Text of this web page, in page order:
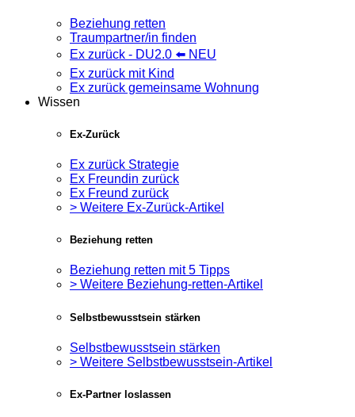
Beziehung retten
Traumpartner/in finden
Ex zurück - DU2.0 ⬅️ NEU
Ex zurück mit Kind
Ex zurück gemeinsame Wohnung
Wissen
Ex-Zurück
Ex zurück Strategie
Ex Freundin zurück
Ex Freund zurück
> Weitere Ex-Zurück-Artikel
Beziehung retten
Beziehung retten mit 5 Tipps
> Weitere Beziehung-retten-Artikel
Selbstbewusstsein stärken
Selbstbewusstsein stärken
> Weitere Selbstbewusstsein-Artikel
Ex-Partner loslassen